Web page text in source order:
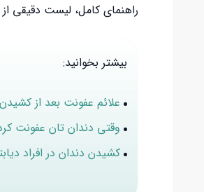
راهنمای کامل، لیست دقیقی از
بیشتر بخوانید:
علائم عفونت بعد از
وقتی دندان تان عفونت
کشیدن دندان در افراد